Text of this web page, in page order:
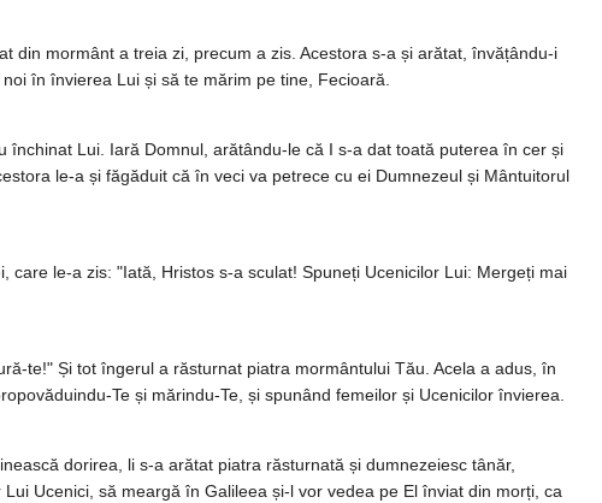
din mormânt a treia zi, precum a zis. Acestora s-a și arătat, învățându-i
în învierea Lui și să te mărim pe tine, Fecioară.
Lui. Iară Domnul, arătându-le că I s-a dat toată puterea în cer și
le-a și făgăduit că în veci va petrece cu ei Dumnezeul și Mântuitorul
le-a zis: "Iată, Hristos s-a sculat! Spuneți Ucenicilor Lui: Mergeți mai
te!" Și tot îngerul a răsturnat piatra mormântului Tău. Acela a adus, în
Te și mărindu-Te, și spunând femeilor și Ucenicilor învierea.
dorirea, li s-a arătat piatra răsturnată și dumnezeiesc tânăr,
Ucenici, să meargă în Galileea și-l vor vedea pe El înviat din morți, ca